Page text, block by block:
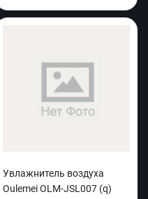
Увлажнитель воздуха
Oulemei OLM-JSL007 (q)